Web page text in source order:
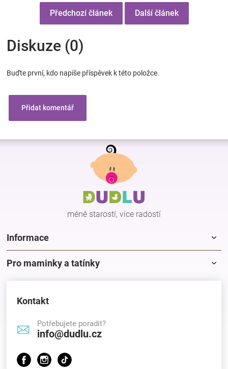
Předchozí článek Další článek
Diskuze (0)
Buďte první, kdo napíše příspěvek k této položce.
Přidat komentář
Z
méně starostí, více radostí
Informace
Pro maminky a tatínky
Kontakt
Potřebujete poradit?
info@dudlu.cz